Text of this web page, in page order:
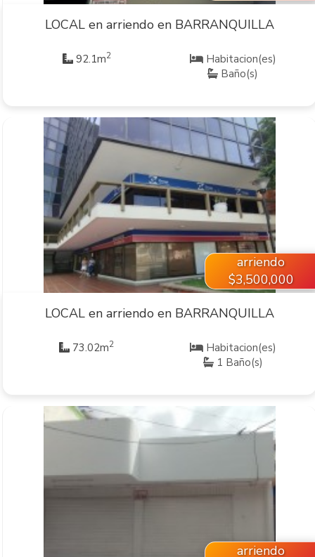
LOCAL en arriendo en BARRANQUILLA
92.1m2
Habitacion(es)
Baño(s)
VER INMUEBLE
arriendo
$3,500,000
LOCAL en arriendo en BARRANQUILLA
73.02m2
Habitacion(es)
1 Baño(s)
VER INMUEBLE
arriendo